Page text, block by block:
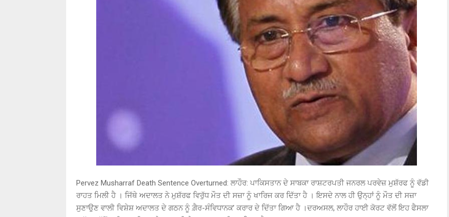
Pervez Musharraf Death Sentence Overturned: ਲਾਹੌਰ: ਪਾਕਿਸਤਾਨ ਦੇ ਸਾਬਕਾ ਰਾਸ਼ਟਰਪਤੀ ਜਨਰਲ ਪਰਵੇਜ਼ ਮੁਸ਼ੱਰਫ ਨੂੰ ਵੱਡੀ
ਰਾਹਤ ਮਿਲੀ ਹੈ । ਜਿੱਥੇ ਅਦਾਲਤ ਨੇ ਮੁਸ਼ੱਰਫ ਵਿਰੁੱਧ ਮੌਤ ਦੀ ਸਜ਼ਾ ਨੂੰ ਖਾਰਿਜ ਕਰ ਦਿੱਤਾ ਹੈ । ਇਸਦੇ ਨਾਲ ਹੀ ਉਨ੍ਹਾਂ ਨੂੰ ਮੌਤ ਦੀ ਸਜ਼ਾ
ਸੁਣਾਉਣ ਵਾਲੀ ਵਿਸ਼ੇਸ਼ ਅਦਾਲਤ ਦੇ ਗਠਨ ਨੂੰ ਗ਼ੈਰ-ਸੰਵਿਧਾਨਕ’ ਕਰਾਰ ਦੇ ਦਿੱਤਾ ਗਿਆ ਹੈ ।ਦਰਅਸਲ, ਲਾਹੌਰ ਹਾਈ ਕੋਰਟ ਵੱਲੋਂ ਇਹ ਫੈਸਲਾ